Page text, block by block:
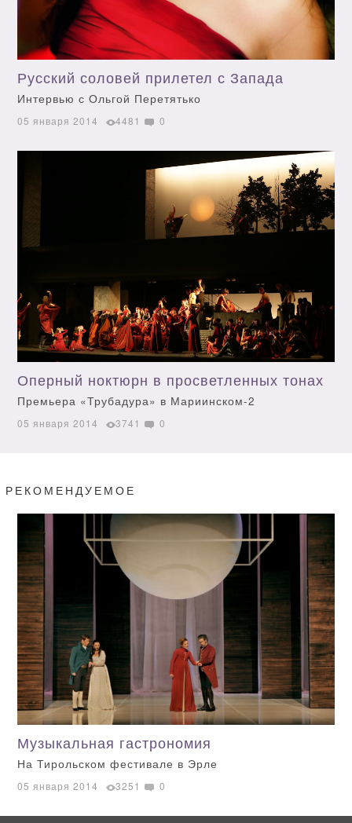
Русский соловей прилетел с Запада
Интервью с Ольгой Перетятько
05 января 2014 4481 0
Оперный ноктюрн в просветленных тонах
Премьера «Трубадура» в Мариинском-2
05 января 2014 3741 0
РЕКОМЕНДУЕМОЕ
Музыкальная гастрономия
На Тирольском фестивале в Эрле
05 января 2014 3251 0